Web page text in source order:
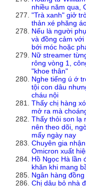
nhiều năm qua,
"Trà xanh" giở
thản xé phăng
Nếu là người
và đồng cảm
bới móc hoặc
Nữ streamer
rông vòng 1,
"khoe thân"
Nghe tiếng ú ớ
tội con dâu
cháu nội
Thấy chị hàng
mở ra mà
Thấy thỏi son lạ
nên theo dõi,
mấy ngày nay
Chuyên gia
Omicron xuất
Hồ Ngọc Hà lần
khăn khi mang
Ngân hàng
Chị dâu bỏ nhà